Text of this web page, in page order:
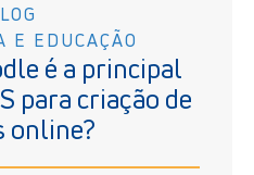
E EDUCAÇÃO
é a principal
para criação de
online?